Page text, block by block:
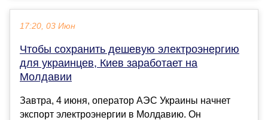
17:20, 03 Июн
Чтобы сохранить дешевую электроэнергию
для украинцев, Киев заработает на
Молдавии
Завтра, 4 июня, оператор АЭС Украины начнет
экспорт электроэнергии в Молдавию. Он